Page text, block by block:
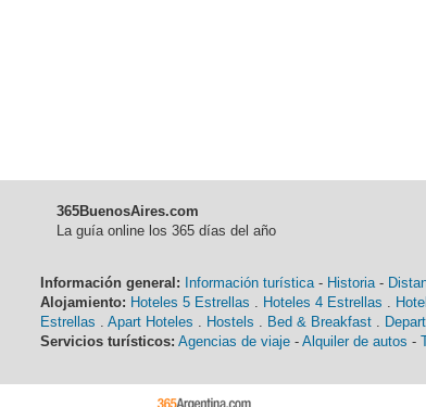
365BuenosAires.com
La guía online los 365 días del año
Información general: Información turística - Historia -
Alojamiento: Hoteles 5 Estrellas Hoteles 4 Estrellas
Estrellas
Apart Hoteles Hostels Bed & Breakfast
Servicios turísticos: Agencias de viaje - Alquiler de autos -